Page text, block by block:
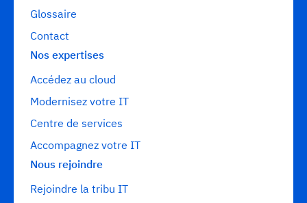
Glossaire
Contact
Nos expertises
Accédez au cloud
Modernisez votre IT
Centre de services
Accompagnez votre IT
Nous rejoindre
Rejoindre la tribu IT